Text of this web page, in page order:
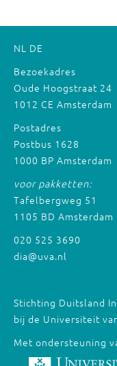
NL DE
Bezoekadres
Oude Hoogstraat 24
1012 CE Amsterdam
Postadres
Postbus 1628
1000 BP Amsterdam
voor pakketten:
Tafelbergweg 51
1105 BD Amsterdam
020 525 3690
dia@uva.nl
Stichting Duitsland
bij de Universiteit
Met ondersteuning